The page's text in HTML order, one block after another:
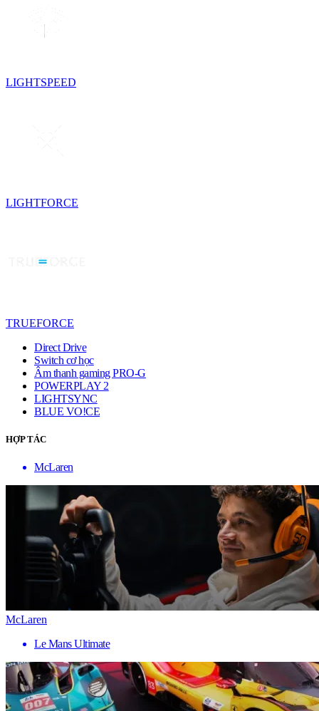
LIGHTSPEED
LIGHTFORCE
TRUEFORCE
Direct Drive
Switch cơ học
Âm thanh gaming PRO-G
POWERPLAY 2
LIGHTSYNC
BLUE VO!CE
HỢP TÁC
McLaren
McLaren
Le Mans Ultimate